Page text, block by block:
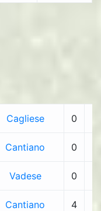
Cagliese 0
Cantiano 0
Vadese 0
Cantiano 4